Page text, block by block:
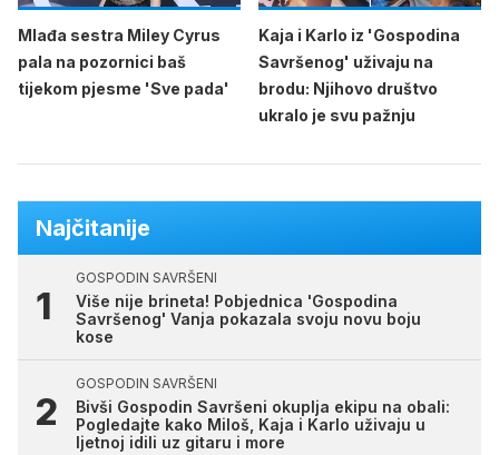
Mlađa sestra Miley Cyrus
pala na pozornici baš
tijekom pjesme 'Sve pada'
Kaja i Karlo iz 'Gospodina
Savršenog' uživaju na
brodu: Njihovo društvo
ukralo je svu pažnju
Najčitanije
GOSPODIN SAVRŠENI
Više nije brineta! Pobjednica 'Gospodina
Savršenog' Vanja pokazala svoju novu boju
kose
GOSPODIN SAVRŠENI
Bivši Gospodin Savršeni okuplja ekipu na obali:
Pogledajte kako Miloš, Kaja i Karlo uživaju u
ljetnoj idili uz gitaru i more